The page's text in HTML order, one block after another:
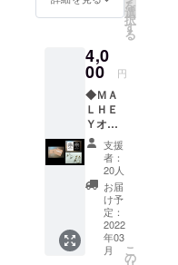
に、地域住
源とリンク
した事業展
開による仙
北市の自然
の豊かさや
美しさの発
信、過疎地
域の活性化
を目指し活
動していま
カー
※画像は
イメー
ジで
す。デ
ザイン
等が若
干異な
る場合
がござ
いま
す。
を
選
択
す
る
4,0
00 円
◆ＭＡ
ＬＨＥ
Ｙオー
ナーか
らのス
ペシャ
ルサン
クスレ
ター ※
画像は
イメー
ジで
支援
者：
20人
お届
け予
定：
2022
年03
月
こ
の